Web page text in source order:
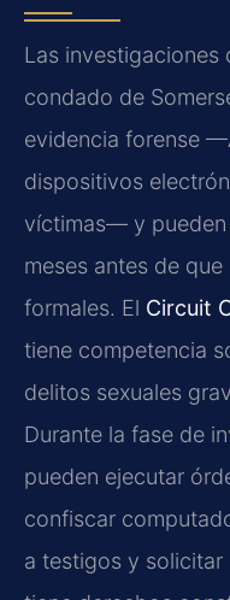
Las investigaciones
condado de
evidencia forense
dispositivos
víctimas— y pueden
meses antes de
formales. El Circuit
tiene competencia
delitos sexuales
Durante la fase de
pueden ejecutar
confiscar
a testigos y solicitar